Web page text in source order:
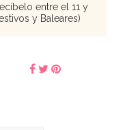
entre el 11 y
y Baleares)